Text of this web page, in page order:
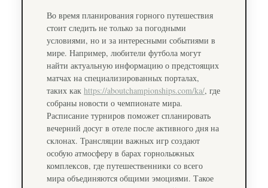
Во время планирования горного путешествия
стоит следить не только за погодными
условиями, но и за интересными событиями в
мире. Например, любители футбола могут
найти актуальную информацию о предстоящих
матчах на специализированных порталах,
таких какhttps://aboutchampionships.com/ka/, где
собраны новости о чемпионате мира.
Расписание турниров поможет спланировать
вечерний досуг в отеле после активного дня на
склонах. Трансляции важных игр создают
особую атмосферу в барах горнолыжных
комплексов, где путешественники со всего
мира объединяются общими эмоциями. Такое